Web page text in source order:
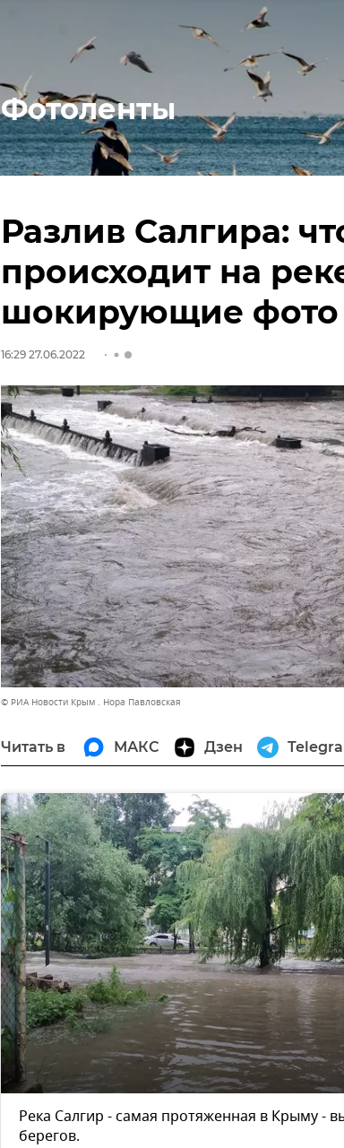
Фотоленты
Разлив Салгира:
происходит на
шокирующие фото
16:29 27.06.2022
© РИА Новости Крым . Нора Павловская
Читать в МАКС Дзен
Река Салгир - самая протяженная в Крыму -
берегов.